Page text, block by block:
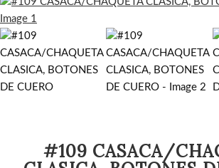
#109 CASACA/